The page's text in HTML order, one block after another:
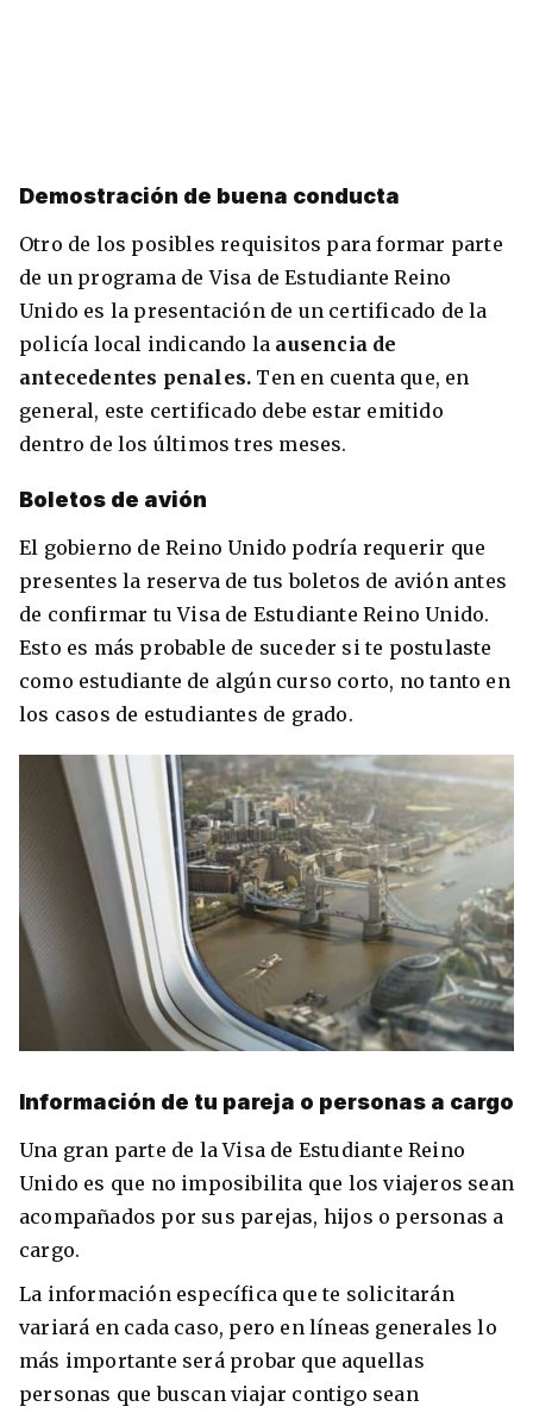
Demostración de buena conducta
Otro de los posibles requisitos para formar parte
de un programa de Visa de Estudiante Reino
Unido es la presentación de un certificado de la
policía local indicando la ausencia de
antecedentes penales. Ten en cuenta que, en
general, este certificado debe estar emitido
dentro de los últimos tres meses.
Boletos de avión
El gobierno de Reino Unido podría requerir que
presentes la reserva de tus boletos de avión antes
de confirmar tu Visa de Estudiante Reino Unido.
Esto es más probable de suceder si te postulaste
como estudiante de algún curso corto, no tanto en
los casos de estudiantes de grado.
Información de tu pareja o personas a cargo
Una gran parte de la Visa de Estudiante Reino
Unido es que no imposibilita que los viajeros sean
acompañados por sus parejas, hijos o personas a
cargo.
La información específica que te solicitarán
variará en cada caso, pero en líneas generales lo
más importante será probar que aquellas
personas que buscan viajar contigo sean